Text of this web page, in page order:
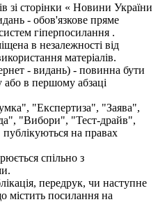
зі сторінки « Новини України
- обов'язкове пряме
гіперпосилання .
в незалежності від
матеріалів.
- видань) - повинна бути
або в першому абзаці
"Експертиза", "Заява",
"Вибори", "Тест-драйв",
на правах
спільно з
передрук, чи наступне
містить посилання на